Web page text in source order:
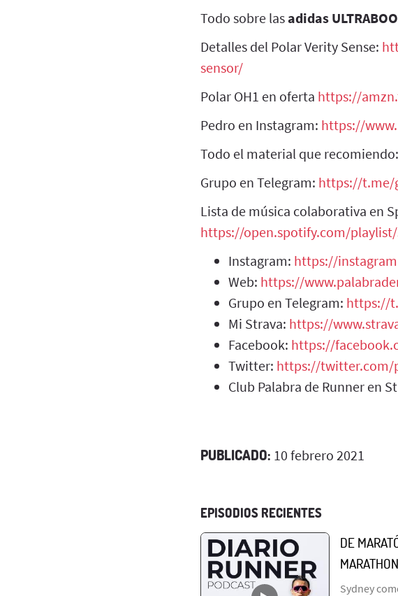
Todo sobre las adidas
Detalles del Polar Verity Sense:
sensor/
Polar OH1 en oferta https://
Pedro en Instagram: https://
Todo el material que recomiendo:
Grupo en Telegram: https://t.me/
Lista de música colaborativa en
https://open.spotify.com/playlist/
Instagram: https://
Web: https://
Grupo en Telegram: https://
Mi Strava: https://
Facebook: https://
Twitter: https://twitter.com/
Club Palabra de Runner en
PUBLICADO: 10 febrero 2021
EPISODIOS RECIENTES
DE
Sydney